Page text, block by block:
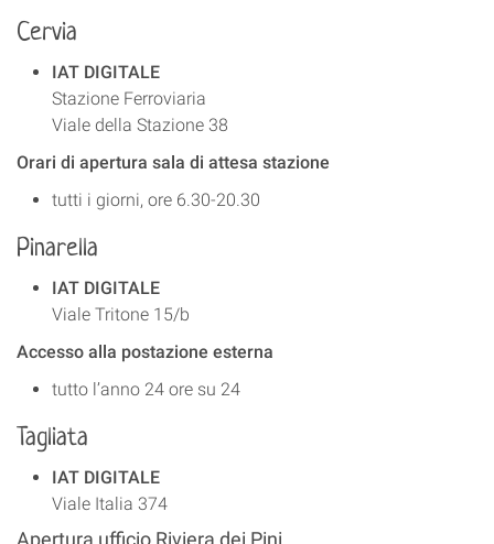
Cervia
IAT DIGITALE
Stazione Ferroviaria
Viale della Stazione 38
Orari di apertura sala di attesa stazione
tutti i giorni, ore 6.30-20.30
Pinarella
IAT DIGITALE
Viale Tritone 15/b
Accesso alla postazione esterna
tutto l’anno 24 ore su 24
Tagliata
IAT DIGITALE
Viale Italia 374
Apertura ufficio Riviera dei Pini